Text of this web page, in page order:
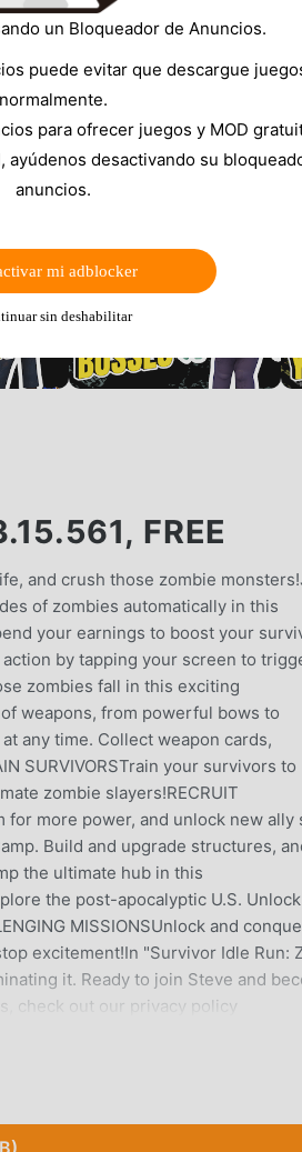
FREE
and crush those zombie
of zombies automatically in this
your earnings to boost your
by tapping your screen to
zombies fall in this exciting
weapons, from powerful bows to
any time. Collect weapon cards,
SURVIVORSTrain your survivors to
zombie slayers!RECRUIT
for more power, and unlock new ally
Build and upgrade structures,
the ultimate hub in this
the post-apocalyptic U.S. Unlock
MISSIONSUnlock and
excitement!In "Survivor Idle Run:
it. Ready to join Steve and
check out our privacy policy
us at https://
ganó muchos fanáticos en todo el
un Bloqueador de Anuncios.
puede evitar que descargue
normalmente.
para ofrecer juegos y MOD
ayúdenos desactivando su
anuncios.
mi adblocker
sin deshabilitar